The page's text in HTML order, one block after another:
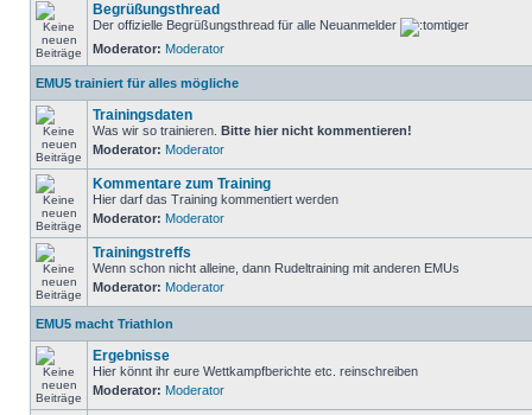
Begrüßungsthread
Der offizielle Begrüßungsthread für alle Neuanmelder
Moderator: Moderator
EMU5 trainiert für alles mögliche
Trainingsdaten
Was wir so trainieren. Bitte hier nicht kommentieren!
Moderator: Moderator
Kommentare zum Training
Hier darf das Training kommentiert werden
Moderator: Moderator
Trainingstreffs
Wenn schon nicht alleine, dann Rudeltraining mit anderen EMUs
Moderator: Moderator
EMU5 macht Triathlon
Ergebnisse
Hier könnt ihr eure Wettkampfberichte etc. reinschreiben
Moderator: Moderator